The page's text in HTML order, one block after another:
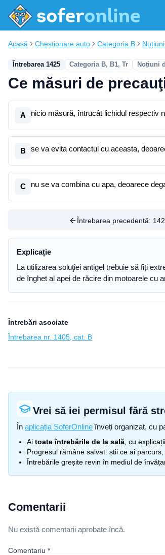
Acasă Chestionare auto Categoria B
Întrebarea 1425 Categoria B, B1, Tr Noțiuni
Ce măsuri de
A nicio măsură, întrucât lichidul respectiv
B se va evita contactul cu aceasta,
C nu se va combina cu apa, deoarece
Întrebarea precedentă:
Explicație
La utilizarea soluţiei antigel trebuie să fiți
de înghet al apei de răcire din motoarele cu
Întrebări asociate
Întrebarea nr. 1405, cat. B
Vrei să iei permisul fără
În aplicația SoferOnline înveți organizat, cu
Ai toate întrebările de la sală , cu
Progresul rămâne salvat: știi ce ai
Întrebările greșite revin în mediul de
Comentarii
Nu există comentarii aprobate încă.
Comentariu *